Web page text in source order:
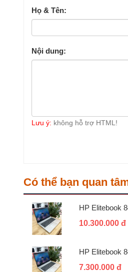
Họ & Tên:
Nội dung:
Lưu ý: không hỗ trợ HTML!
Có thể bạn quan
HP Elitebook
10.300.000 đ
HP Elitebook
7.300.000 đ